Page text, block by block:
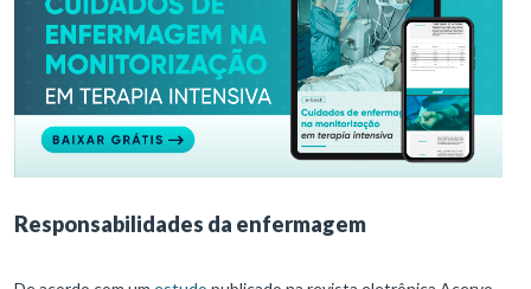
Responsabilidades da enfermagem